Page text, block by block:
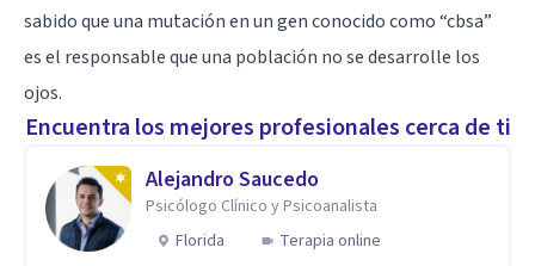
sabido que una mutación en un gen conocido como “cbsa”
es el responsable que una población no se desarrolle los
ojos.
Encuentra los mejores profesionales cerca de ti
Alejandro Saucedo
Psicólogo Clínico y Psicoanalista
Florida
Terapia online